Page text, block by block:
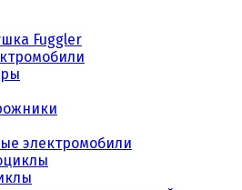
Fuggler
электромобили